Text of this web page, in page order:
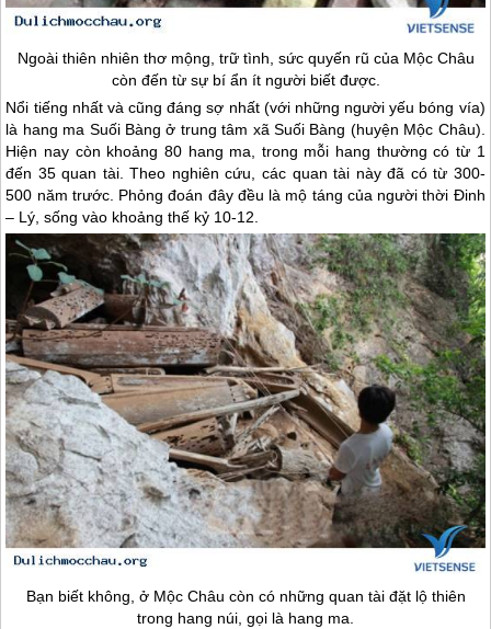
Ngoài thiên nhiên thơ mộng, trữ tình, sức quyến rũ của Mộc Châu
còn đến từ sự bí ẩn ít người biết được.
Nổi tiếng nhất và cũng đáng sợ nhất (với những người yếu bóng vía)
là hang ma Suối Bàng ở trung tâm xã Suối Bàng (huyện Mộc Châu).
Hiện nay còn khoảng 80 hang ma, trong mỗi hang thường có từ 1
đến 35 quan tài. Theo nghiên cứu, các quan tài này đã có từ 300-
500 năm trước. Phỏng đoán đây đều là mộ táng của người thời Đinh
– Lý, sống vào khoảng thế kỷ 10-12.
Bạn biết không, ở Mộc Châu còn có những quan tài đặt lộ thiên
trong hang núi, gọi là hang ma.